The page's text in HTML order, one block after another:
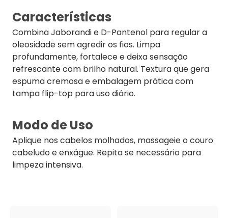
Características
Combina Jaborandi e D-Pantenol para regular a
oleosidade sem agredir os fios. Limpa
profundamente, fortalece e deixa sensação
refrescante com brilho natural. Textura que gera
espuma cremosa e embalagem prática com
tampa flip-top para uso diário.
Modo de Uso
Aplique nos cabelos molhados, massageie o couro
cabeludo e enxágue. Repita se necessário para
limpeza intensiva.